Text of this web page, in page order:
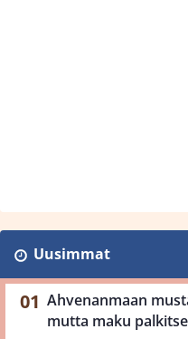
Uusimmat
Ahvenanmaan
mutta maku